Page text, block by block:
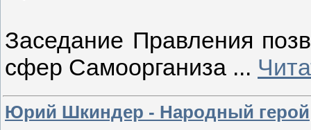
Заседание Правления
сфер Самоорганиза ...
Юрий Шкиндер - Народный герой